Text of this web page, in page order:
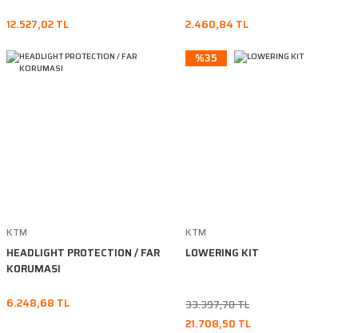
12.527,02 TL 2.460,84 TL
KTM
HEADLIGHT PROTECTION / FAR
KORUMASI
6.248,68 TL
%35
KTM
LOWERING KIT
33.397,70 TL
21.708,50 TL